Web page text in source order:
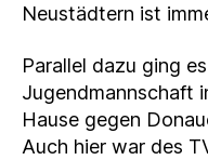
Neustädtern ist
Parallel dazu ging
Jugendmannschaft
Hause gegen
Auch hier war des